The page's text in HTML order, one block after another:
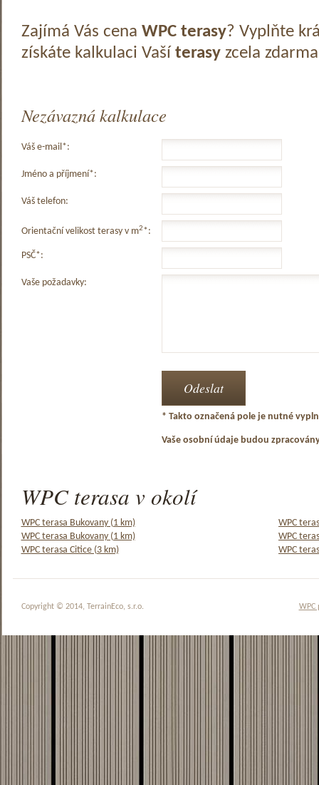
Zajímá Vás cena WPC terasy? Vyplňte
získáte kalkulaci Vaší terasyzcela
Nezávazná kalkulace
Váš e-mail*:
Jméno a příjmení*:
Váš telefon:
Orientační velikost terasy v m2*:
PSČ*:
Vaše požadavky:
* Takto označená pole je nutné
Vaše osobní údaje budou
WPC terasa v okolí
WPC terasa Bukovany (1 km)
WPC
WPC terasa Bukovany (1 km)
WPC
WPC terasa Citice (3 km)
WPC
WPC
Copyright © 2014, TerrainEco, s.r.o.